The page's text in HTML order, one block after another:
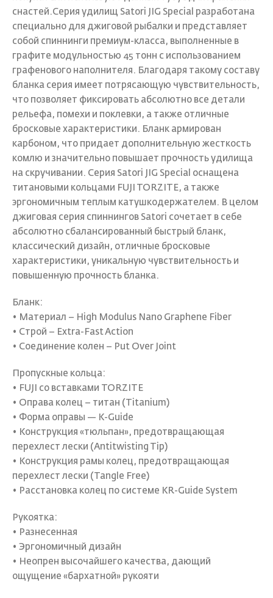
снастей.Серия удилищ Satori JIG Special разработана
специально для джиговой рыбалки и представляет
собой спиннинги премиум-класса, выполненные в
графите модульностью 45 тонн с использованием
графенового наполнителя. Благодаря такому составу
бланка серия имеет потрясающую чувствительность,
что позволяет фиксировать абсолютно все детали
рельефа, помехи и поклевки, а также отличные
бросковые характеристики. Бланк армирован
карбоном, что придает дополнительную жесткость
комлю и значительно повышает прочность удилища
на скручивании. Серия Satori JIG Special оснащена
титановыми кольцами FUJI TORZITE, а также
эргономичным теплым катушкодержателем. В целом
джиговая серия спиннингов Satori сочетает в себе
абсолютно сбалансированный быстрый бланк,
классический дизайн, отличные бросковые
характеристики, уникальную чувствительность и
повышенную прочность бланка.
Бланк:
• Материал – High Modulus Nano Graphene Fiber
• Строй – Extra-Fast Action
• Соединение колен – Put Over Joint
Пропускные кольца:
• FUJI со вставками TORZITE
• Оправа колец – титан (Titanium)
• Форма оправы — К-Guide
• Конструкция «тюльпан», предотвращающая
перехлест лески (Antitwisting Tip)
• Конструкция рамы колец, предотвращающая
перехлест лески (Tangle Free)
• Расстановка колец по системе KR-Guide System
Рукоятка:
• Разнесенная
• Эргономичный дизайн
• Неопрен высочайшего качества, дающий
ощущение «бархатной» рукояти